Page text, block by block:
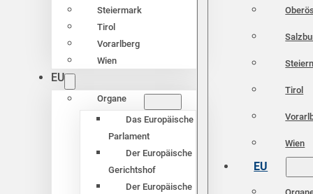
Steiermark
Tirol
Vorarlberg
Wien
EU
Organe
Das Europäische
Parlament
Der Europäische
Gerichtshof
Der Europäische
Tirol
Wien
EU